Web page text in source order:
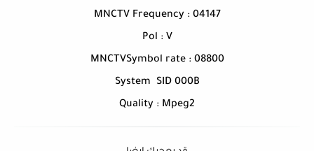
MNCTV Frequency : 04147
Pol : V
MNCTVSymbol rate : 08800
System SID 000B
Quality : Mpeg2